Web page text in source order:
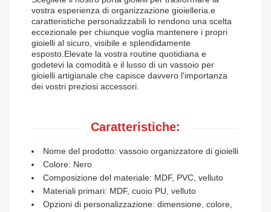
vostra esperienza di organizzazione gioielleria.e
caratteristiche personalizzabili lo rendono una scelta
eccezionale per chiunque voglia mantenere i propri
gioielli al sicuro, visibile e splendidamente
esposto.Elevate la vostra routine quotidiana e
godetevi la comodità e il lusso di un vassoio per
gioielli artigianale che capisce davvero l'importanza
dei vostri preziosi accessori.
Caratteristiche:
Nome del prodotto: vassoio organizzatore di gioielli
Colore: Nero
Composizione del materiale: MDF, PVC, velluto
Materiali primari: MDF, cuoio PU, velluto
Opzioni di personalizzazione: dimensione, colore,